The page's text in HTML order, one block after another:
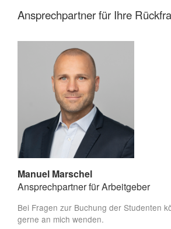
Ansprechpartner für Ihre
Manuel Marschel
Ansprechpartner für Arbeitgeber
Bei Fragen zur Buchung der Studenten
gerne an mich wenden.